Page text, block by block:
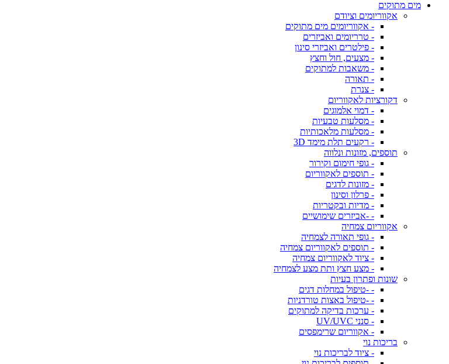
מים מתוקים
אקווריומים וציודם
- אקווריומים מים מתוקים
- טרריומים ואביזרים
- פילטרים ואביזרי סינון
- מצעים, חול וחצץ
- משאבות למתוקים
- תאורה
- צנרת
דקורציות לאקווריום
- דמוי אלמוגים
- מסלעות טבעיות
- מסלעות מלאכותיות
- רקעים תלת מימד 3D
תוספים, מזונות ונלווה
- גופי חימום וקירור
- תוספים לאקווריום
- מזונות לדגים
- פרלון וסינון
- מדיות ובקטריות
- -אביזרים שימושיים
אקווריום צמחיה
- גופי תאורה לצמחיה
- תוספים לאקווריום צמחיה
- ציוד לאקווריום צמחיה
- מצע חצץ ותת מצע לצמחיה
שונות ופתרון בעיות
- -טיפול במחלות דגים
- -טיפול באצות טורדניות
- ערכות בדיקה למתוקים
- סנני UV/UVC
- אקווריום שרימפסים
בריכות נוי
- ציוד לבריכות נוי